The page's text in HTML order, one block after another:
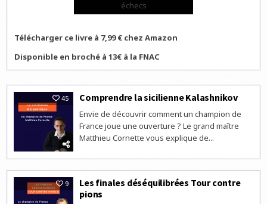
échecs
Télécharger ce livre à 7,99 € chez Amazon
Disponible en broché à 13€ à la FNAC
45 Comprendre la sicilienne Kalashnikov
Envie de découvrir comment un champion de
France joue une ouverture ? Le grand maître
Matthieu Cornette vous explique de...
9
Les finales déséquilibrées Tour contre
pions